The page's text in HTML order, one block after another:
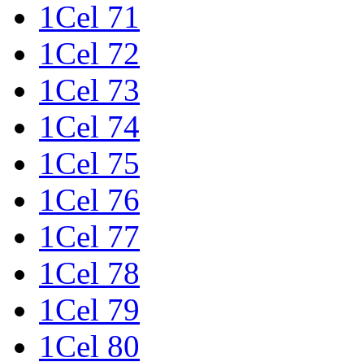
1Cel 71
1Cel 72
1Cel 73
1Cel 74
1Cel 75
1Cel 76
1Cel 77
1Cel 78
1Cel 79
1Cel 80